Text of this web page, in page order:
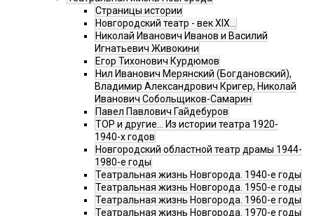
Страницы истории
Новгородский театр - век XIX…
Николай Иванович Иванов и Василий
Игнатьевич Живокини
Егор Тихонович Курдюмов
Нил Иванович Мерянский (Богдановский),
Владимир Александрович Кригер, Николай
Иванович Собольщиков-Самарин
Павел Павлович Гайдебуров
ТОР и другие… Из истории театра 1920-
1940-х годов
Новгородский областной театр драмы 1944-
1980-е годы
Театральная жизнь Новгорода. 1940-е годы
Театральная жизнь Новгорода. 1950-е годы
Театральная жизнь Новгорода. 1960-е годы
Театральная жизнь Новгорода. 1970-е годы